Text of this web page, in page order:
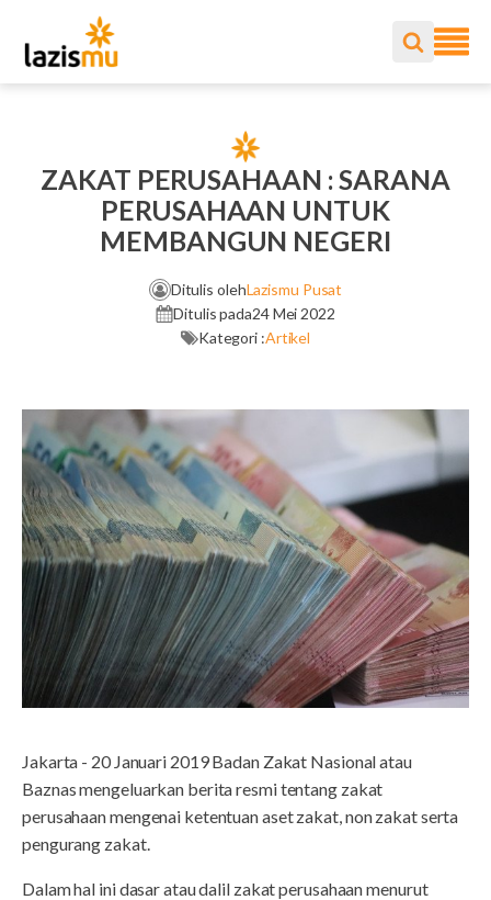
ZAKAT PERUSAHAAN : SARANA
PERUSAHAAN UNTUK
MEMBANGUN NEGERI
Ditulis olehLazismu Pusat
Ditulis pada24 Mei 2022
Kategori :Artikel
Jakarta - 20 Januari 2019 Badan Zakat Nasional atau
Baznas mengeluarkan berita resmi tentang zakat
perusahaan mengenai ketentuan aset zakat, non zakat serta
pengurang zakat.
Dalam hal ini dasar atau dalil zakat perusahaan menurut